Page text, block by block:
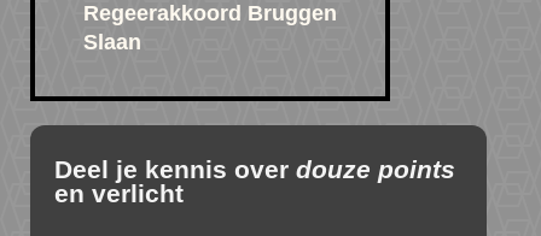
Regeerakkoord Bruggen
Slaan
Deel je kennis over douze points
en verlicht